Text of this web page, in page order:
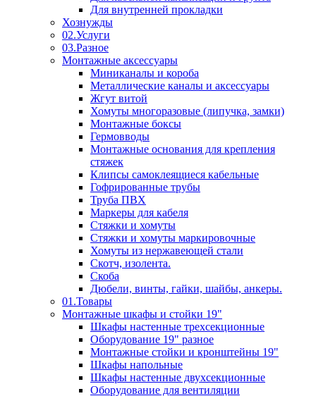
Для внутренней прокладки
Хознужды
02.Услуги
03.Разное
Монтажные аксессуары
Миниканалы и короба
Металлические каналы и аксессуары
Жгут витой
Хомуты многоразовые (липучка, замки)
Монтажные боксы
Гермовводы
Монтажные основания для крепления
стяжек
Клипсы самоклеящиеся кабельные
Гофрированные трубы
Труба ПВХ
Маркеры для кабеля
Стяжки и хомуты
Стяжки и хомуты маркировочные
Хомуты из нержавеющей стали
Скотч, изолента.
Скоба
Дюбели, винты, гайки, шайбы, анкеры.
01.Товары
Монтажные шкафы и стойки 19"
Шкафы настенные трехсекционные
Оборудование 19" разное
Монтажные стойки и кронштейны 19"
Шкафы напольные
Шкафы настенные двухсекционные
Оборудование для вентиляции